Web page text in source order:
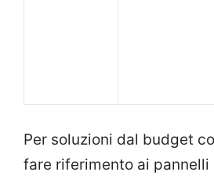
Per soluzioni dal budget
fare riferimento ai